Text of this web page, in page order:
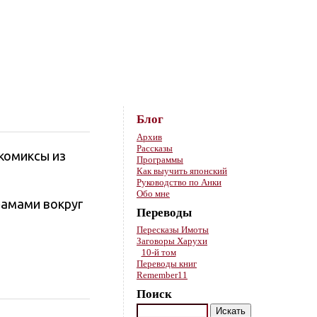
из
вокруг
Блог
Архив
Рассказы
Программы
Как выучить японский
Руководство по Анки
Обо мне
Переводы
Пересказы Имоты
Заговоры Харухи
10-й том
Переводы книг
Remember11
Поиск